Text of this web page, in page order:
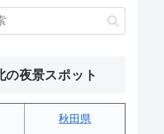
の夜景スポット
秋田県